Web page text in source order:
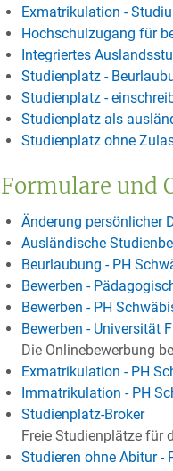
Exmatrikulation -
Hochschulzugang für
Integriertes
Studienplatz -
Studienplatz -
Studienplatz als
Studienplatz ohne
Formulare und
Änderung persönlicher
Ausländische
Beurlaubung - PH
Bewerben -
Bewerben - PH
Bewerben - Universität
Die Onlinebewerbung
Exmatrikulation - PH
Immatrikulation - PH
Studienplatz-Broker
Freie Studienplätze für
Studieren ohne Abitur -